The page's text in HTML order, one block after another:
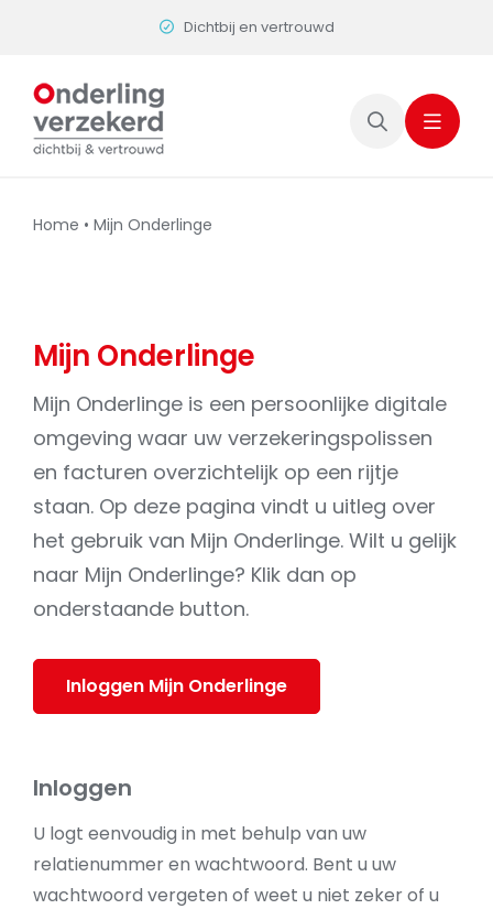
Dichtbij en vertrouwd
Home • Mijn Onderlinge
Mijn Onderlinge
Mijn Onderlinge is een persoonlijke digitale
omgeving waar uw verzekeringspolissen
en facturen overzichtelijk op een rijtje
staan. Op deze pagina vindt u uitleg over
het gebruik van Mijn Onderlinge. Wilt u gelijk
naar Mijn Onderlinge? Klik dan op
onderstaande button.
Inloggen Mijn Onderlinge
Inloggen
U logt eenvoudig in met behulp van uw
relatienummer en wachtwoord. Bent u uw
wachtwoord vergeten of weet u niet zeker of u